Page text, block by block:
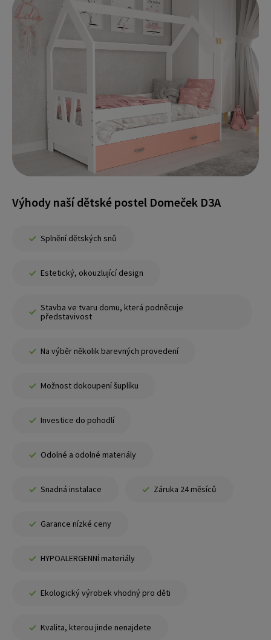
Výhody naší dětské postel Domeček D3A
Splnění dětských snů
Estetický, okouzlující design
Stavba ve tvaru domu, která podněcuje
představivost
Na výběr několik barevných provedení
Možnost dokoupení šuplíku
Investice do pohodlí
Odolné a odolné materiály
Snadná instalace Záruka 24 měsíců
Garance nízké ceny
HYPOALERGENNÍ materiály
Ekologický výrobek vhodný pro děti
Kvalita, kterou jinde nenajdete